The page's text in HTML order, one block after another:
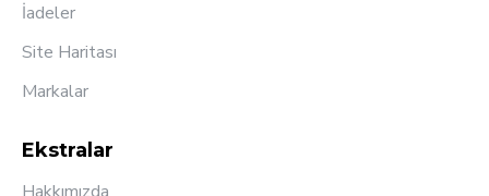
İadeler
Site Haritası
Markalar
Ekstralar